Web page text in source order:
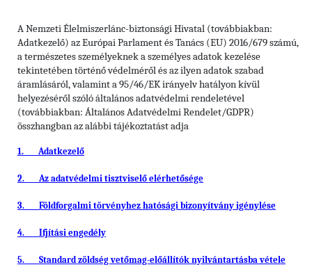
A Nemzeti Élelmiszerlánc-biztonsági Hivatal (továbbiakban:
Adatkezelő) az Európai Parlament és Tanács (EU) 2016/679 számú,
a természetes személyeknek a személyes adatok kezelése
tekintetében történő védelméről és az ilyen adatok szabad
áramlásáról, valamint a 95/46/EK irányelv hatályon kívül
helyezéséről szóló általános adatvédelmi rendeletével
(továbbiakban: Általános Adatvédelmi Rendelet/GDPR)
összhangban az alábbi tájékoztatást adja
1. Adatkezelő
2. Az adatvédelmi tisztviselő elérhetősége
3. Földforgalmi törvényhez hatósági bizonyítvány igénylése
4. Ifjítási engedély
5. Standard zöldség vetőmag-előállítók nyilvántartásba vétele